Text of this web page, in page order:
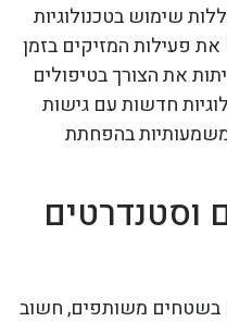
שימוש בטכנולוגיות
פעילות המזיקים בזמן
את הצורך בטיפולים
חדשות עם גישות
משמעותיות בהפחתת
וסטנדרטים
בשטחים משותפים, חשוב